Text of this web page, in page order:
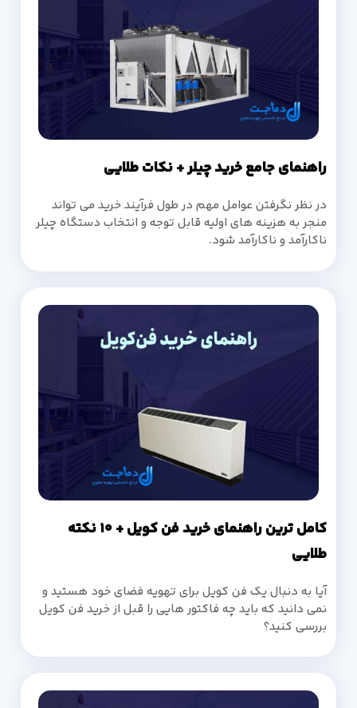
راهنمای جامع خرید چیلر + نکات طلایی
در نظر نگرفتن عوامل مهم در طول فرآیند خرید می تواند
منجر به هزینه های اولیه قابل توجه و انتخاب دستگاه چیلر
ناکارآمد و ناکارآمد شود.
کامل ترین راهنمای خرید فن کویل + 10 نکته
طلایی
آیا به دنبال یک فن کویل برای تهویه فضای خود هستید و
نمی دانید که باید چه فاکتور هایی را قبل از خرید فن کویل
بررسی کنید؟